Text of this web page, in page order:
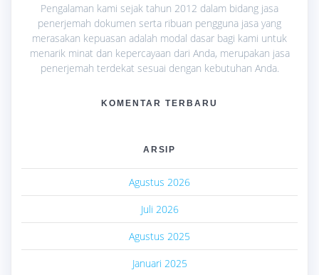
Pengalaman kami sejak tahun 2012 dalam bidang jasa
penerjemah dokumen serta ribuan pengguna jasa yang
merasakan kepuasan adalah modal dasar bagi kami untuk
menarik minat dan kepercayaan dari Anda, merupakan jasa
penerjemah terdekat sesuai dengan kebutuhan Anda.
KOMENTAR TERBARU
ARSIP
Agustus 2026
Juli 2026
Agustus 2025
Januari 2025